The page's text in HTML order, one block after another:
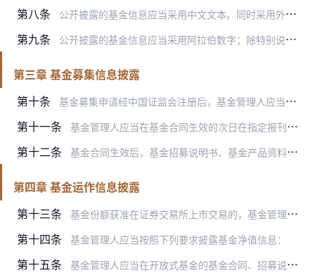
第八条 公开披露的基金信息应当采用中文文本。同时采用外文文本的，基金信息披露义务人应当保证不同文本的内容一致。不同文本之间发生歧义的，以中文文本为准。
第九条 公开披露的基金信息应当采用阿拉伯数字；除特别说明外，货币单位应当为人民币元。
第三章 基金募集信息披露
第十条
基金募集申请经中国证监会注册后，基金管理人应当在基金份额发售的三日前，将基金份额发售公告、基金招募说明书提示性公告和基金合同提示性公告登载在指定报刊上，将基金份…
第十一条 基金管理人应当在基金合同生效的次日在指定报刊和指定网站上登载基金合同生效公告。
第十二条 基金合同生效后，基金招募说明书、基金产品资料概要的信息发生重大变更的，基金管理人应当在三个工作日内，更新基金招募说明书和基金产品资料概要，并登载在指定网站上。
第四章 基金运作信息披露
第十三条
基金份额获准在证券交易所上市交易的，基金管理人应当在基金份额上市交易的三个工作日前，将基金份额上市交易公告书登载在指定网站上，并将上市交易公告书提示性公告登载在…
第十四条 基金管理人应当按照下列要求披露基金净值信息：
第十五条 基金管理人应当在开放式基金的基金合同、招募说明书等信息披露文件上载明基金份额申购、赎回价格的计算方式及有关申购、赎回费率，并保证投资者能够在基金销售机构网站或营…